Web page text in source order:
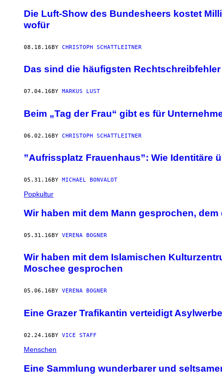
Die Luft-Show des Bundesheers kostet
wofür
08.18.16BY CHRISTOPH SCHATTLEITNER
Das sind die häufigsten
07.04.16 BY MARKUS LUST
Beim „Tag der Frau“ gibt es für
06.02.16BY CHRISTOPH SCHATTLEITNER
​”Aufrissplatz Frauenhaus”: Wie Identitäre
05.31.16 BY MICHAEL BONVALOT
Popkultur
Wir haben mit dem Mann gesprochen,
05.31.16BY VERENA BOGNER
Wir haben mit dem Islamischen
Moschee gesprochen
05.06.16 BY VERENA BOGNER
Eine Grazer Trafikantin verteidigt
02.24.16BY VICE STAFF
Menschen
Eine Sammlung wunderbarer und